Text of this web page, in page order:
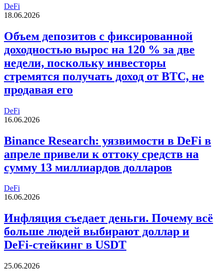
DeFi
18.06.2026
Объем депозитов с фиксированной
доходностью вырос на 120 % за две
недели, поскольку инвесторы
стремятся получать доход от BTC, не
продавая его
DeFi
16.06.2026
Binance Research: уязвимости в DeFi в
апреле привели к оттоку средств на
сумму 13 миллиардов долларов
DeFi
16.06.2026
Инфляция съедает деньги. Почему всё
больше людей выбирают доллар и
DeFi-стейкинг в USDT
25.06.2026